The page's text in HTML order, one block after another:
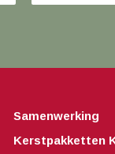
Samenwerking
Kerstpakketten